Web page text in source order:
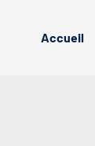
Accueil